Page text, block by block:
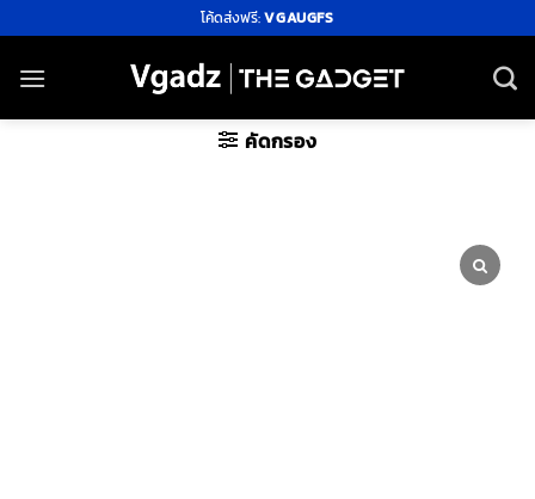
ไป
ยัง
โค้ดส่งฟรี:VGAUGFS
คัดกรอง